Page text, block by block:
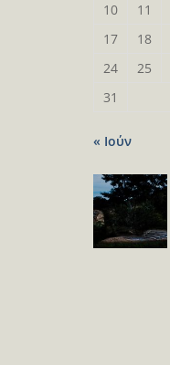
10
11
17
18
24
25
31
« Ιούν